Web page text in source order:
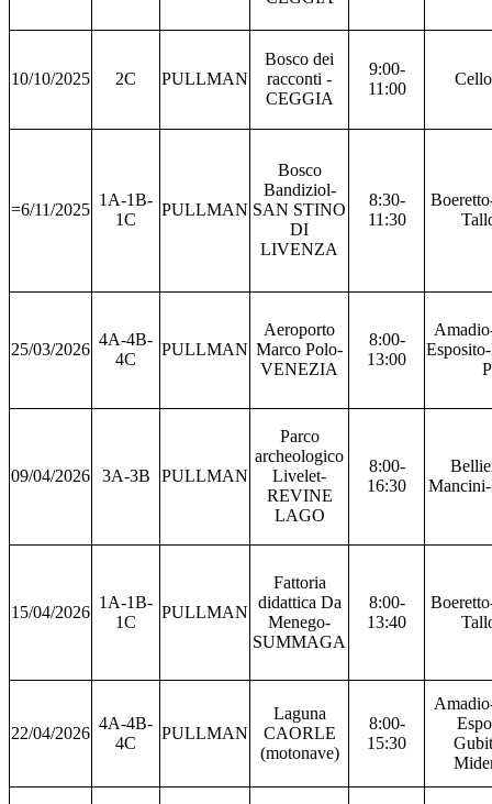
10/10/2025 2C PULLMAN
Bosco dei
racconti -
CEGGIA
9:00-
11:00
=6/11/2025
1A-1B-
1C
PULLMAN
Bosco
Bandiziol-
SAN STINO
DI
LIVENZA
8:30-
11:30
25/03/2026
4A-4B-
4C
PULLMAN
Aeroporto
Marco Polo-
VENEZIA
8:00-
13:00
09/04/2026 3A-3B PULLMAN
Parco
archeologico
Livelet-
REVINE
LAGO
8:00-
16:30
15/04/2026
1A-1B-
1C
PULLMAN
Fattoria
didattica Da
Menego-
SUMMAGA
8:00-
13:40
22/04/2026
4A-4B-
4C
PULLMAN
Laguna
CAORLE
(motonave)
8:00-
15:30